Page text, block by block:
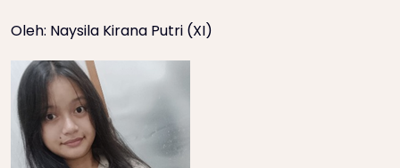
Oleh: Naysila Kirana Putri (XI)